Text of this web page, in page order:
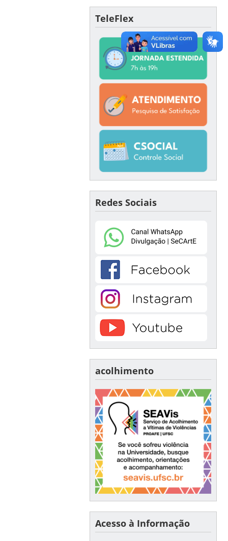
TeleFlex
Redes Sociais
acolhimento
Acesso à Informação